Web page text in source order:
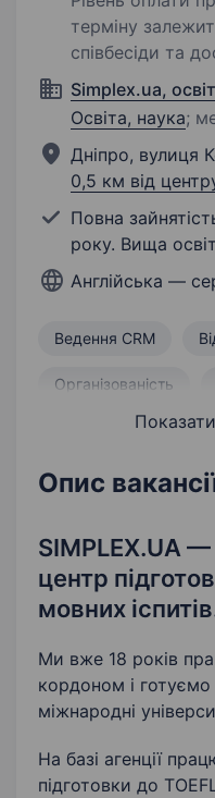
терміну
співбесіди та
Simplex.ua,
Освіта, наука;
Дніпро, вулиця
0,5 км від
Повна
року. Вища
Англійська —
Ведення CRM
Організованість
Адміністративна
Ведення звітності
Опис
SIMPLEX.UA —
центр
мовних
Ми вже 18 років
кордоном і готуємо
міжнародні
На базі агенції
підготовки до